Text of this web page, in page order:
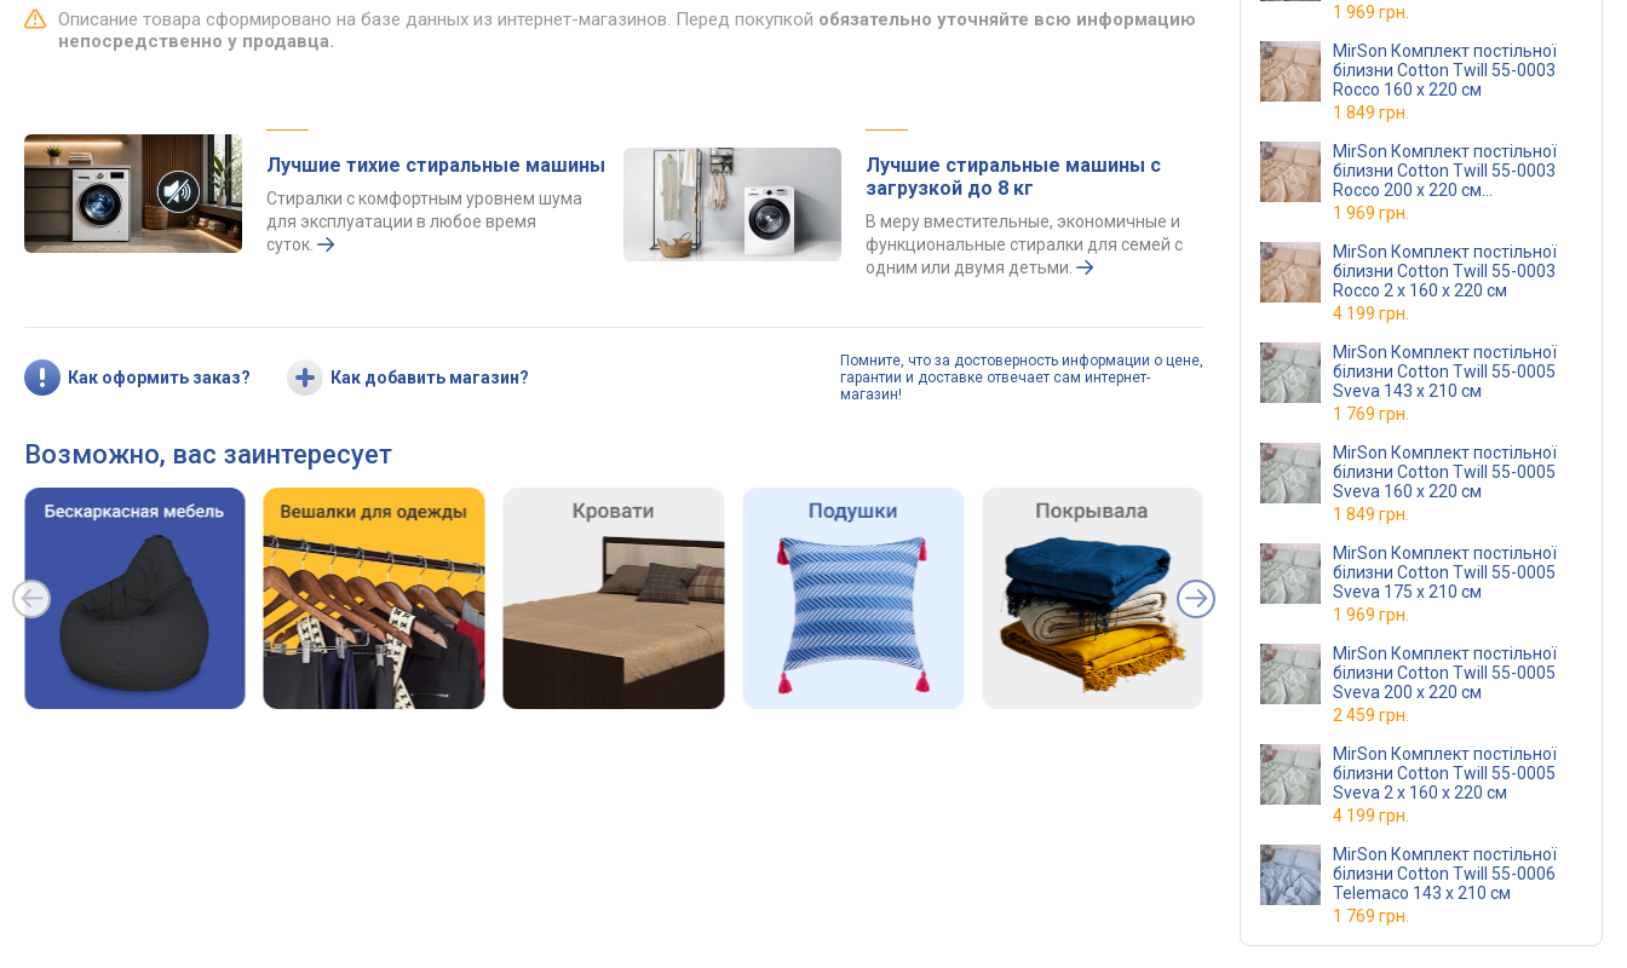
Описание товара сформировано на базе данных из интернет-магазинов. Перед покупкой обязательно уточняйте всю информацию
непосредственно у продавца.
Лучшие тихие стиральные машины
Стиралки с комфортным уровнем шума
для эксплуатации в любое время
суток.
Лучшие стиральные машины с
загрузкой до 8 кг
В меру вместительные, экономичные и
функциональные стиралки для семей с
одним или двумя детьми.
Как оформить заказ? Как добавить магазин?
Помните, что за достоверность информации о цене,
гарантии и доставке отвечает сам интернет-
магазин!
Возможно, вас заинтересует
1 969 грн.
MirSon Комплект постільної
білизни Cotton Twill 55-0003
Rocco 160 x 220 см
1 849 грн.
MirSon Комплект постільної
білизни Cotton Twill 55-0003
Rocco 200 x 220 см
(2200009413803)
1 969 грн.
MirSon Комплект постільної
білизни Cotton Twill 55-0003
Rocco 2 x 160 x 220 см
4 199 грн.
MirSon Комплект постільної
білизни Cotton Twill 55-0005
Sveva 143 x 210 см
1 769 грн.
MirSon Комплект постільної
білизни Cotton Twill 55-0005
Sveva 160 x 220 см
1 849 грн.
MirSon Комплект постільної
білизни Cotton Twill 55-0005
Sveva 175 x 210 см
1 969 грн.
MirSon Комплект постільної
білизни Cotton Twill 55-0005
Sveva 200 x 220 см
2 459 грн.
MirSon Комплект постільної
білизни Cotton Twill 55-0005
Sveva 2 x 160 x 220 см
4 199 грн.
MirSon Комплект постільної
білизни Cotton Twill 55-0006
Telemaco 143 x 210 см
1 769 грн.